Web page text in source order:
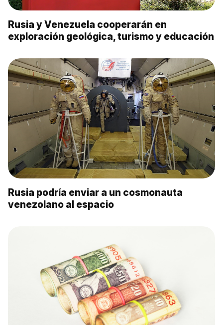
Rusia y Venezuela cooperarán en
exploración geológica, turismo y educación
Rusia podría enviar a un cosmonauta
venezolano al espacio